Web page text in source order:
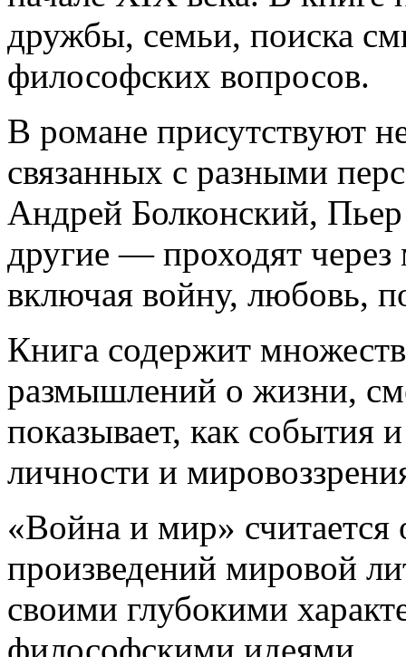
дружбы, семьи, поиска
философских вопросов.
В романе присутствуют
связанных с разными
Андрей Болконский,
другие — проходят
включая войну, любовь,
Книга содержит
размышлений о жизни,
показывает, как
личности и
«Война и мир»
произведений мировой
своими глубокими